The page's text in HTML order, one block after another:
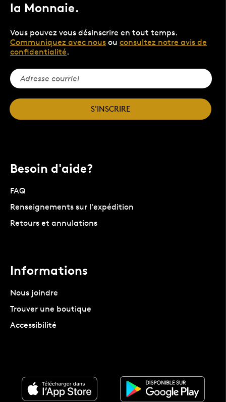
la Monnaie.
Vous pouvez vous désinscrire en tout temps.
Communiquez avec nous ou consultez notre avis de
confidentialité.
S'INSCRIRE
Besoin d'aide?
FAQ
Renseignements sur l'expédition
Retours et annulations
Informations
Nous joindre
Trouver une boutique
Accessibilité